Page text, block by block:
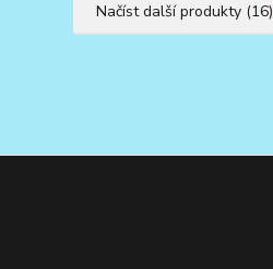
Načíst další produkty (16)